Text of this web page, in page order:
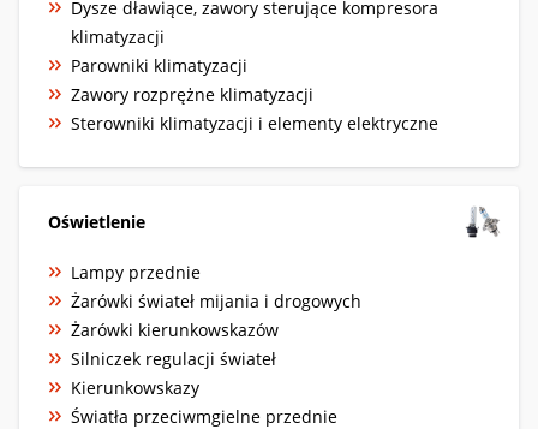
Dysze dławiące, zawory sterujące kompresora
klimatyzacji
Parowniki klimatyzacji
Zawory rozprężne klimatyzacji
Sterowniki klimatyzacji i elementy elektryczne
Oświetlenie
Lampy przednie
Żarówki świateł mijania i drogowych
Żarówki kierunkowskazów
Silniczek regulacji świateł
Kierunkowskazy
Światła przeciwmgielne przednie